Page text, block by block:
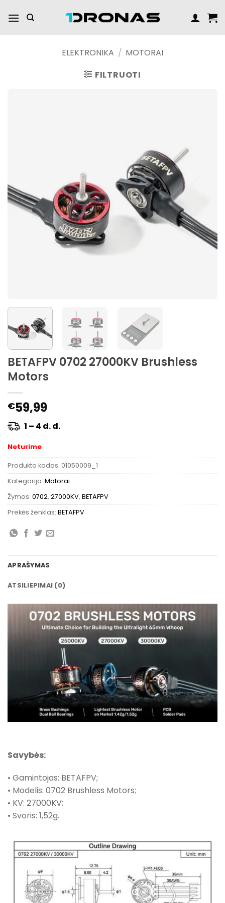
turinį
ELEKTRONIKA / MOTORAI
FILTRUOTI
BETAFPV 0702 27000KV Brushless
Motors
€59,99
1 – 4 d. d.
Neturime
Produkto kodas: 01050009_1
Kategorija: Motorai
Žymos: 0702, 27000KV, BETAFPV
Prekės ženklas: BETAFPV
APRAŠYMAS
ATSILIEPIMAI (0)
Savybės:
• Gamintojas: BETAFPV;
• Modelis: 0702 Brushless Motors;
• KV: 27000KV;
• Svoris: 1,52g.